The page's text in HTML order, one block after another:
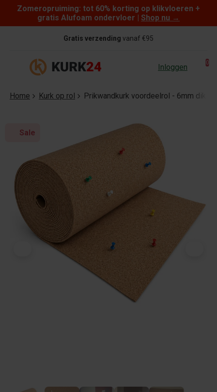
Skip to content
Zomeropruiming: tot 60% korting op klikvloeren +
gratis Alufoam ondervloer | Shop nu →
Gratis verzending vanaf €95
Inloggen 0
Home Kurk op rol Prikwandkurk voordeelrol - 6mm dik -
Sale